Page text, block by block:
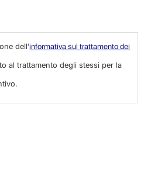
dell’informativa sul trattamento dei
al trattamento degli stessi per la